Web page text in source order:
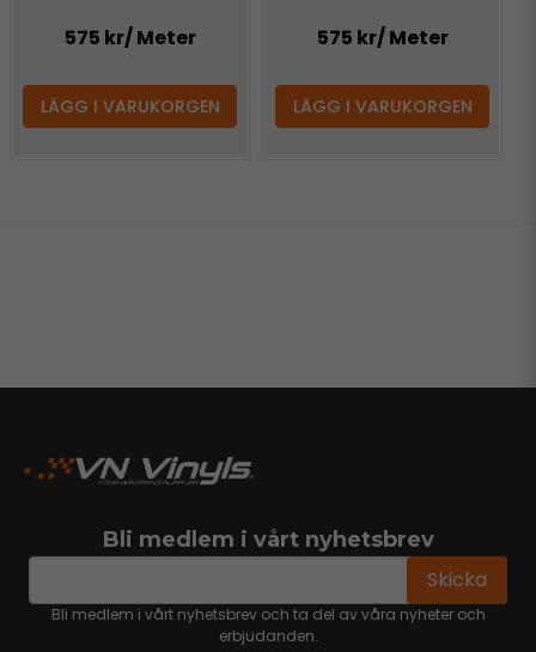
575 kr/ Meter
LÄGG I VARUKORGEN
575 kr/ Meter
LÄGG I VARUKORGEN
Bli medlem i vårt nyhetsbrev
email Skicka
Bli medlem i vårt nyhetsbrev och ta del av våra nyheter och
erbjudanden.